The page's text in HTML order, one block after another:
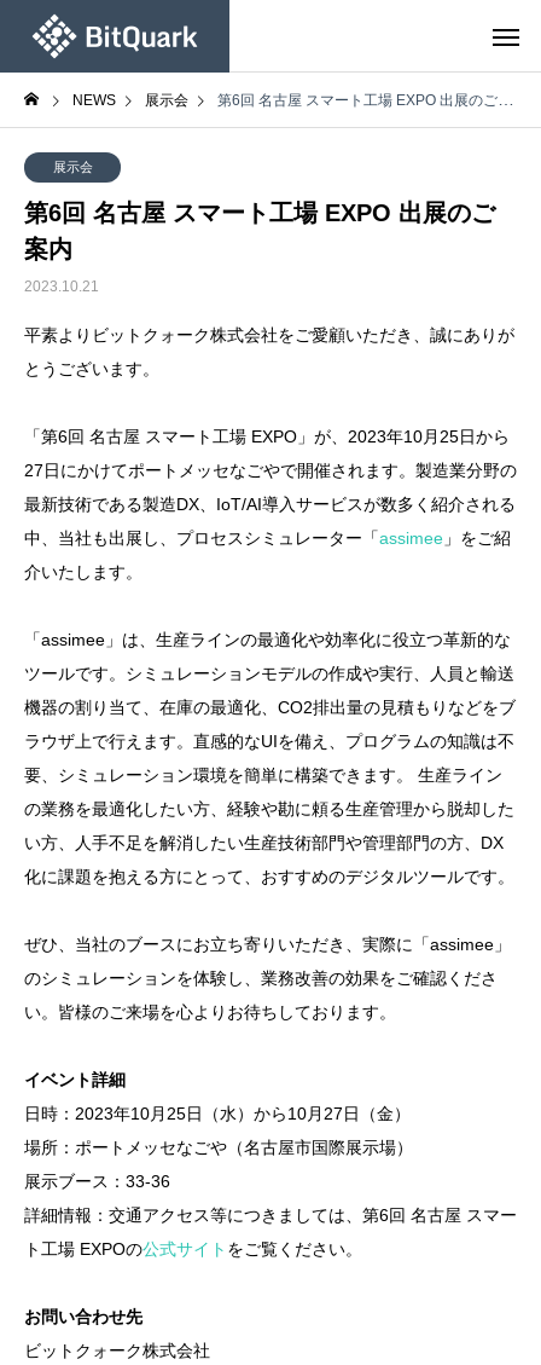
NEWS 展示会 第6回 名古屋 スマート工場 EXPO 出展のご案内
展示会
第6回 名古屋 スマート工場 EXPO 出展のご
案内
2023.10.21
平素よりビットクォーク株式会社をご愛顧いただき、誠にありが
とうございます。
「第6回 名古屋 スマート工場 EXPO」が、2023年10月25日から
27日にかけてポートメッセなごやで開催されます。製造業分野の
最新技術である製造DX、IoT/AI導入サービスが数多く紹介される
中、当社も出展し、プロセスシミュレーター「assimee 」をご紹
介いたします。
「assimee」は、生産ラインの最適化や効率化に役立つ革新的な
ツールです。シミュレーションモデルの作成や実行、人員と輸送
機器の割り当て、在庫の最適化、CO2排出量の見積もりなどをブ
ラウザ上で行えます。直感的なUIを備え、プログラムの知識は不
要、シミュレーション環境を簡単に構築できます。 生産ライン
の業務を最適化したい方、経験や勘に頼る生産管理から脱却した
い方、人手不足を解消したい生産技術部門や管理部門の方、DX
化に課題を抱える方にとって、おすすめのデジタルツールです。
ぜひ、当社のブースにお立ち寄りいただき、実際に「assimee」
のシミュレーションを体験し、業務改善の効果をご確認くださ
い。皆様のご来場を心よりお待ちしております。
イベント詳細
日時：2023年10月25日（水）から10月27日（金）
場所：ポートメッセなごや（名古屋市国際展示場）
展示ブース：33-36
詳細情報：交通アクセス等につきましては、第6回 名古屋 スマー
ト工場 EXPOの公式サイト をご覧ください。
お問い合わせ先
ビットクォーク株式会社